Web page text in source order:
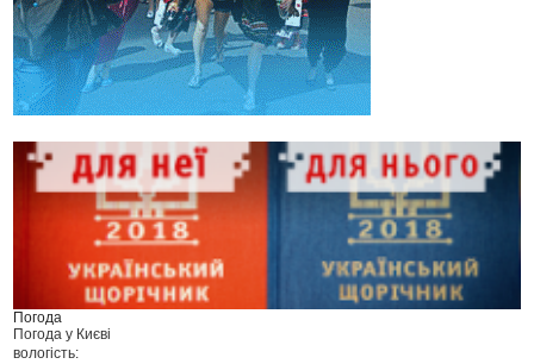
Погода
Погода у Києві
вологість: